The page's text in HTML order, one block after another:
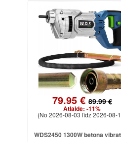
79.95 €89.99 €
Atlaide: -11%
(No 2026-08-03 līdz 2026-08-
WDS2450 1300W betona